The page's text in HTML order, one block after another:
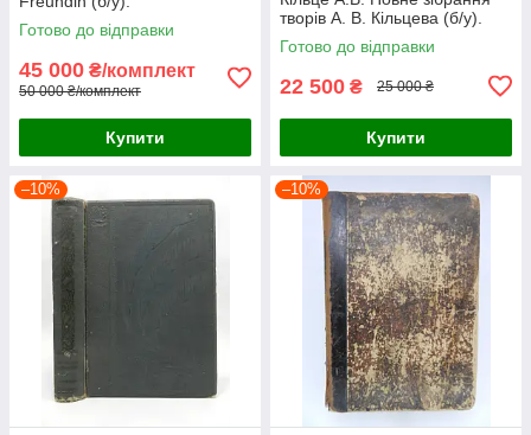
Готово до відправки
45 000 ₴/комплект
50 000 ₴/комплект
Купити
творів А. В. Кільцева (б/у).
Готово до відправки
22 500 ₴ 25 000 ₴
Купити
–10% –10%